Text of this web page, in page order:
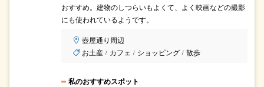
おすすめ。建物のしつらいもよくて、よく映画などの撮影
にも使われているようです。
壺屋通り周辺
お土産 / カフェ / ショッピング / 散歩
私のおすすめスポット